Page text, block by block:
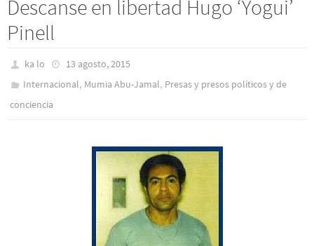
Descanse en libertad Hugo ‘Yogui’
Pinell
ka lo
13 agosto, 2015
Internacional, Mumia Abu-Jamal, Presas y presos polí­ticos y de
conciencia